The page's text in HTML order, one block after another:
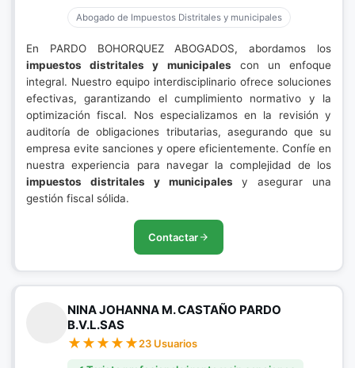
Abogado de Impuestos Distritales y municipales
En PARDO BOHORQUEZ ABOGADOS, abordamos los
impuestos distritales y municipales con un enfoque
integral. Nuestro equipo interdisciplinario ofrece soluciones
efectivas, garantizando el cumplimiento normativo y la
optimización fiscal. Nos especializamos en la revisión y
auditoría de obligaciones tributarias, asegurando que su
empresa evite sanciones y opere eficientemente. Confíe en
nuestra experiencia para navegar la complejidad de los
impuestos distritales y municipales y asegurar una
gestión fiscal sólida.
Contactar
NINA JOHANNA M. CASTAÑO PARDO
B.V.L.SAS
23 Usuarios